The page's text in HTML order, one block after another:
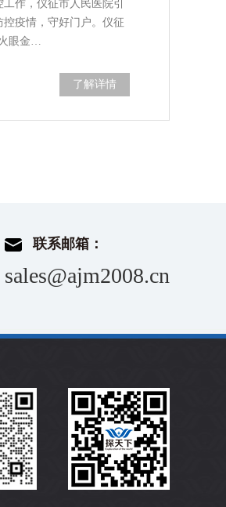
作，仪征市人民医院引
疫情，守好门户。仪征
眼金…
了解详情
联系邮箱：
sales@ajm2008.cn